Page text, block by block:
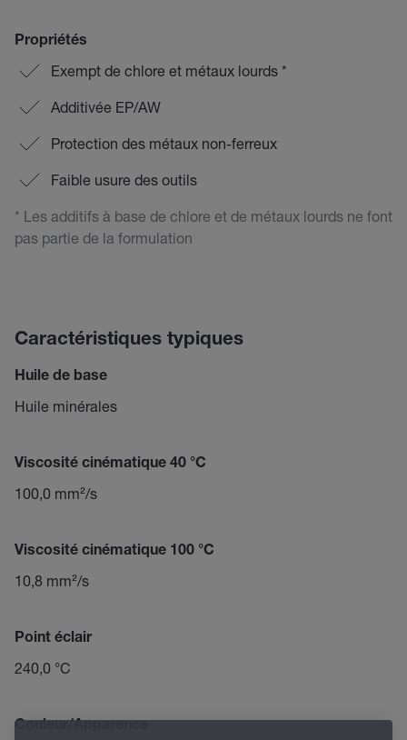
Propriétés
Exempt de chlore et métaux lourds *
Additivée EP/AW
Protection des métaux non-ferreux
Faible usure des outils
* Les additifs à base de chlore et de métaux lourds ne font
pas partie de la formulation
Caractéristiques typiques
Huile de base
Huile minérales
Viscosité cinématique 40 °C
100,0 mm²/s
Viscosité cinématique 100 °C
10,8 mm²/s
Point éclair
240,0 °C
Couleur/Apparence